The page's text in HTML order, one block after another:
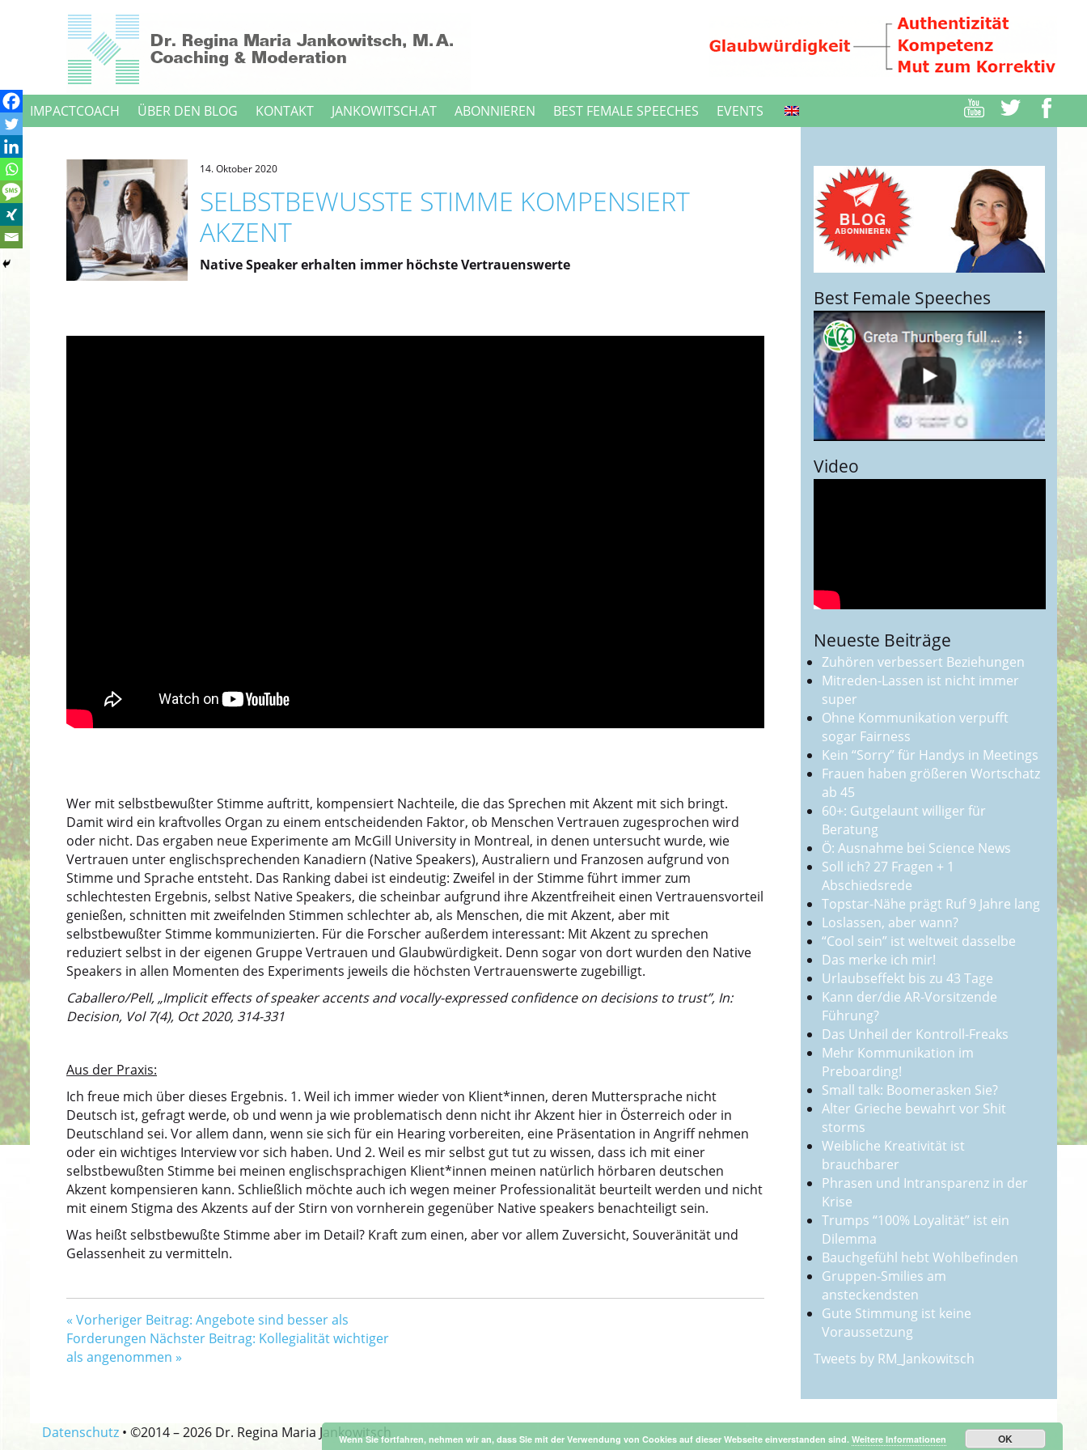
IMPACTCOACH ÜBER DEN BLOG KONTAKT JANKOWITSCH.AT ABONNIEREN BEST FEMALE SPEECHES EVENTS
14. Oktober 2020
SELBSTBEWUSSTE STIMME KOMPENSIERT A
KZENT
Native Speaker erhalten immer höchste Vertrauenswerte
Wer mit selbstbewußter Stimme auftritt, kompensiert Nachteile, die das Sprechen mit Akzent mit sich bringt.
Damit wird ein kraftvolles Organ zu einem entscheidenden Faktor, ob Menschen Vertrauen zugesprochen wird
oder nicht. Das ergaben neue Experimente am McGill University in Montreal, in denen untersucht wurde, wie
Vertrauen unter englischsprechenden Kanadiern (Native Speakers), Australiern und Franzosen aufgrund von
Stimme und Sprache entsteht. Das Ranking dabei ist eindeutig: Zweifel in der Stimme führt immer zum
schlechtesten Ergebnis, selbst Native Speakers, die scheinbar aufgrund ihre Akzentfreiheit einen Vertrauensvorteil
genießen, schnitten mit zweifelnden Stimmen schlechter ab, als Menschen, die mit Akzent, aber mit
selbstbewußter Stimme kommunizierten. Für die Forscher außerdem interessant: Mit Akzent zu sprechen
reduziert selbst in der eigenen Gruppe Vertrauen und Glaubwürdigkeit. Denn sogar von dort wurden den Native
Speakers in allen Momenten des Experiments jeweils die höchsten Vertrauenswerte zugebilligt.
Caballero/Pell, „Implicit effects of speaker accents and vocally-expressed confidence on decisions to trust”, In:
Decision, Vol 7(4), Oct 2020, 314-331
Aus der Praxis:
Ich freue mich über dieses Ergebnis. 1. Weil ich immer wieder von Klient*innen, deren Muttersprache nicht
Deutsch ist, gefragt werde, ob und wenn ja wie problematisch denn nicht ihr Akzent hier in Österreich oder in
Deutschland sei. Vor allem dann, wenn sie sich für ein Hearing vorbereiten, eine Präsentation in Angriff nehmen
oder ein wichtiges Interview vor sich haben. Und 2. Weil es mir selbst gut tut zu wissen, dass ich mit einer
selbstbewußten Stimme bei meinen englischsprachigen Klient*innen meinen natürlich hörbaren deutschen
Akzent kompensieren kann. Schließlich möchte auch ich wegen meiner Professionalität beurteilt werden und nicht
mit einem Stigma des Akzents auf der Stirn von vornherein gegenüber Native speakers benachteiligt sein.
Was heißt selbstbewußte Stimme aber im Detail? Kraft zum einen, aber vor allem Zuversicht, Souveränität und
Gelassenheit zu vermitteln.
« Vorheriger Beitrag: Angebote sind besser als
Forderungen Nächster Beitrag: Kollegialität wichtiger
als angenommen »
Best Female Speeches
Video
Neueste Beiträge
Zuhören verbessert Beziehungen
Mitreden-Lassen ist nicht immer
super
Ohne Kommunikation verpufft
sogar Fairness
Kein “Sorry” für Handys in Meetings
Frauen haben größeren Wortschatz
ab 45
60+: Gutgelaunt williger für
Beratung
Ö: Ausnahme bei Science News
Soll ich? 27 Fragen + 1
Abschiedsrede
Topstar-Nähe prägt Ruf 9 Jahre lang
Loslassen, aber wann?
“Cool sein” ist weltweit dasselbe
Das merke ich mir!
Urlaubseffekt bis zu 43 Tage
Kann der/die AR-Vorsitzende
Führung?
Das Unheil der Kontroll-Freaks
Mehr Kommunikation im
Preboarding!
Small talk: Boomerasken Sie?
Alter Grieche bewahrt vor Shit
storms
Weibliche Kreativität ist
brauchbarer
Phrasen und Intransparenz in der
Krise
Trumps “100% Loyalität” ist ein
Dilemma
Bauchgefühl hebt Wohlbefinden
Gruppen-Smilies am
ansteckendsten
Gute Stimmung ist keine
Voraussetzung
Tweets by RM_Jankowitsch
Datenschutz • ©2014 –2026 Dr. Regina Maria JankowitschWenn Sie fortfahren, nehmen wir an, dass Sie mit der Verwendung von Cookies auf dieser Webseite einverstanden sind. Weitere Informationen OK